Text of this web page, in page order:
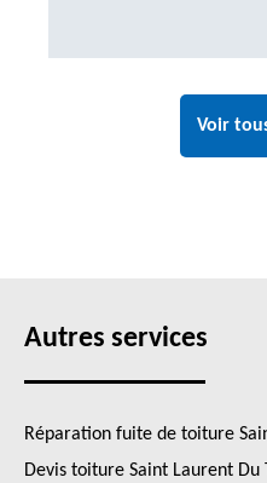
Voir
Autres services
Réparation fuite de toiture
Devis toiture Saint Laurent Du